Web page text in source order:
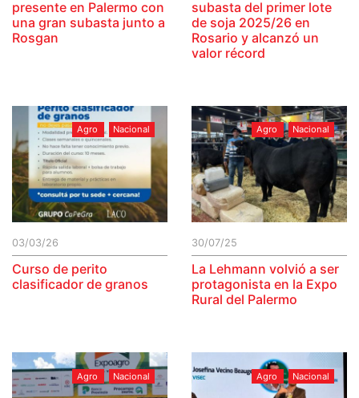
presente en Palermo con
una gran subasta junto a
Rosgan
subasta del primer lote
de soja 2025/26 en
Rosario y alcanzó un
valor récord
Agro Nacional
03/03/26
Curso de perito
clasificador de granos
Agro Nacional
30/07/25
La Lehmann volvió a ser
protagonista en la Expo
Rural del Palermo
Agro Nacional Agro Nacional